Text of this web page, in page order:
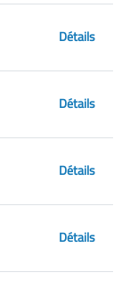
Détails
Détails
Détails
Détails